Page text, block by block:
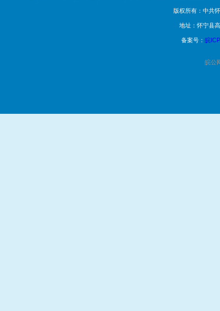
版权所有：中共
地址：怀宁县
备案号： 皖
皖公